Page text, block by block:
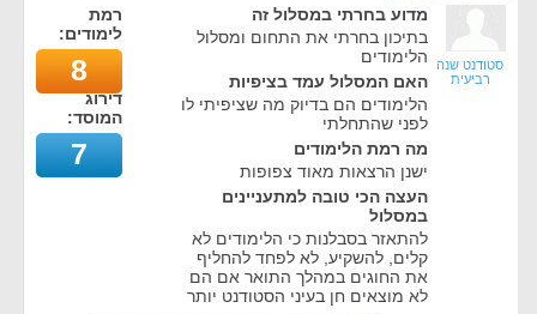
סטודנט שנה
רביעית
מדוע בחרתי במסלול זה
בתיכון בחרתי את התחום ומסלול
הלימודים
האם המסלול עמד בציפיות
הלימודים הם בדיוק מה שציפיתי לו
לפני שהתחלתי
מה רמת הלימודים
ישנן הרצאות מאוד צפופות
העצה הכי טובה למתעניינים
במסלול
להתאזר בסבלנות כי הלימודים לא
קלים, להשקיע, לא לפחד להחליף
את החוגים במהלך התואר אם הם
לא מוצאים חן בעיני הסטודנט יותר
רמת
לימודים:
8
דירוג
המוסד:
7